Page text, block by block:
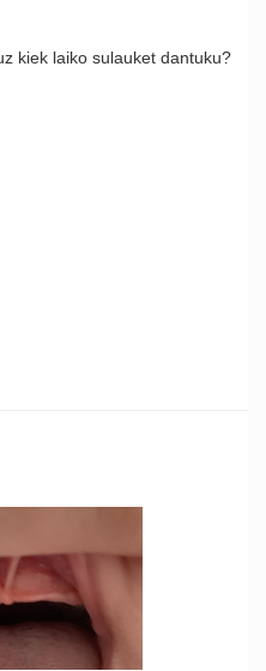
kiek laiko sulauket dantuku?